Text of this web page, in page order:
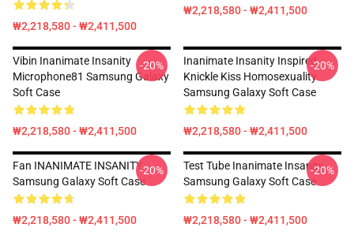
₩2,218,580 - ₩2,411,500
₩2,218,580 - ₩2,411,500
Vibin Inanimate Insanity
Microphone81 Samsung Galaxy
Soft Case
₩2,218,580 - ₩2,411,500
-20%
Inanimate Insanity Inspired
Knickle Kiss Homosexuality
Samsung Galaxy Soft Case
₩2,218,580 - ₩2,411,500
-20%
Fan INANIMATE INSANITY
Samsung Galaxy Soft Case
₩2,218,580 - ₩2,411,500
-20%
Test Tube Inanimate Insanity
Samsung Galaxy Soft Case
₩2,218,580 - ₩2,411,500
-20%